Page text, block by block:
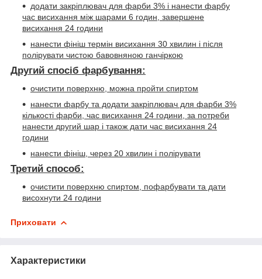
додати закріплювач для фарби 3% і нанести фарбу
час висихання між шарами 6 годин, завершене
висихання 24 години
нанести фініш термін висихання 30 хвилин і після
полірувати чистою бавовняною ганчіркою
Другий спосіб фарбування:
очистити поверхню, можна пройти спиртом
нанести фарбу та додати закріплювач для фарби 3%
кількості фарби, час висихання 24 години, за потреби
нанести другий шар і також дати час висихання 24
години
нанести фініш, через 20 хвилин і полірувати
Третий способ:
очистити поверхню спиртом, пофарбувати та дати
висохнути 24 години
Приховати
Характеристики